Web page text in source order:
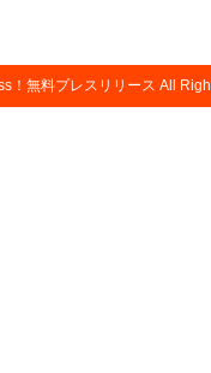
！無料プレスリリース All